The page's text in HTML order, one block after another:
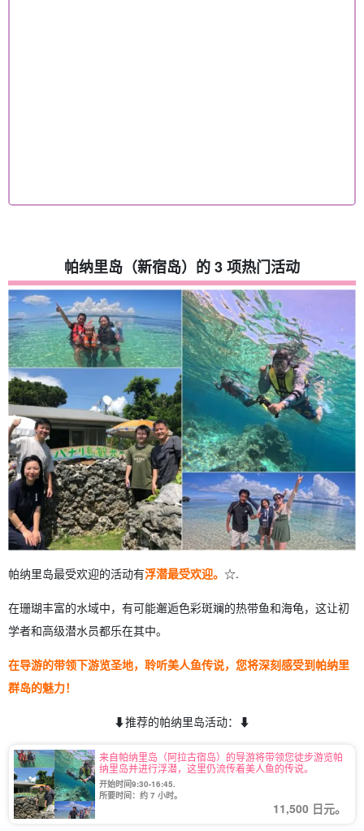
帕纳里岛（新宿岛）的 3 项热门活动
帕纳里岛最受欢迎的活动有浮潜最受欢迎。 ☆.
在珊瑚丰富的水域中，有可能邂逅色彩斑斓的热带鱼和海龟，这让初
学者和高级潜水员都乐在其中。
在导游的带领下游览圣地，聆听美人鱼传说，您将深刻感受到帕纳里
群岛的魅力！
⬇︎推荐的帕纳里岛活动：⬇︎
来自帕纳里岛（阿拉古宿岛）的导游将带领您徒步游览帕
纳里岛并进行浮潜，这里仍流传着美人鱼的传说。
开始时间9:30-16:45.
所要时间：约 7 小时。
11,500 日元。